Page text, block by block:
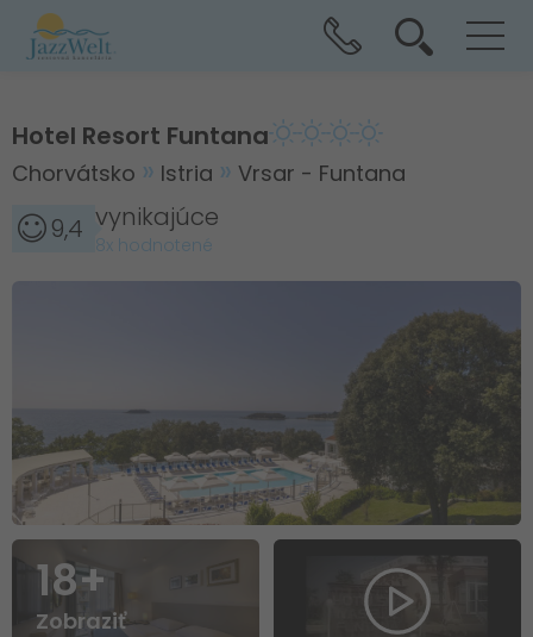
Hotel Resort Funtana
Chorvátsko Istria Vrsar - Funtana
9,4 vynikajúce
8x hodnotené
18+
Zobraziť